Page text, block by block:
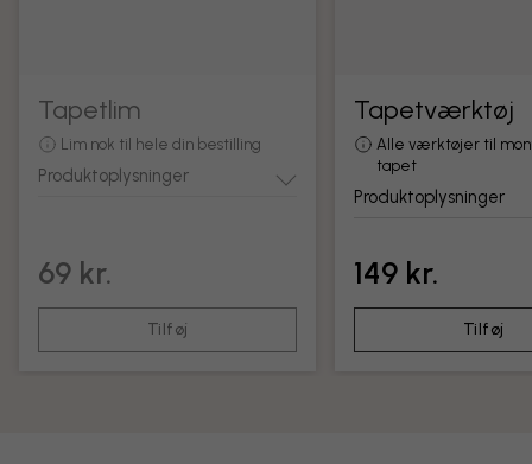
Tapetlim
Lim nok til hele din bestilling
Produktoplysninger
69 kr.
Tilføj
Tapetværktøj
Alle værktøjer til
tapet
Produktoplysninger
149 kr.
Tilføj